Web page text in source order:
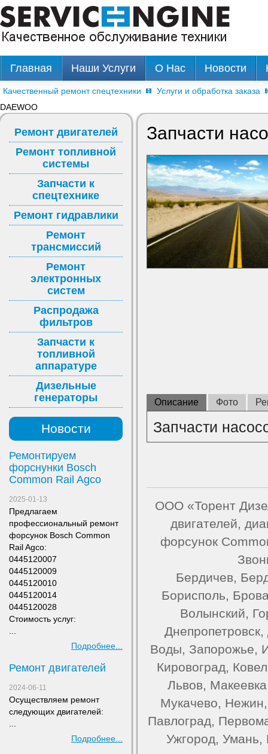
Запчасти
Описание Фото
Запчасти
ООО «Торент
двигателей,
форсунок
Бердичев,
Борисполь,
Волынский,
Воды, Запорожье,
Кировоград,
Львов,
Мукачево,
Павлоград,
Ужгород, Умань,
Ремонт двигателей
Ремонт топливной
системы
Запчасти к
спецтехнике
Ремонт гидравлики
Ремонт
трансмиссий
Ремонт
электронных
систем
Распродажа
фильтров
Запчасти к
топливной
аппаратуре
Дизельные
генераторы
Новости
Ремонтируем
форснунки Bosch
Common Rail Agco
2025-01-13
Предлагаем
профессиональный ремонт
форсунок Bosch Common
Rail Agco:
0445120007
0445120009
0445120010
0445120014
0445120028
Стоимость услуг:
Подробнее...
Ремонт двигателей
2024-06-11
Осуществляем ремонт
следующих двигателей:
Подробнее...
Главная Наши Услуги О Нас Новости
Качественный ремонт спецтехники
Услуги и обработка заказа
DAEWOO